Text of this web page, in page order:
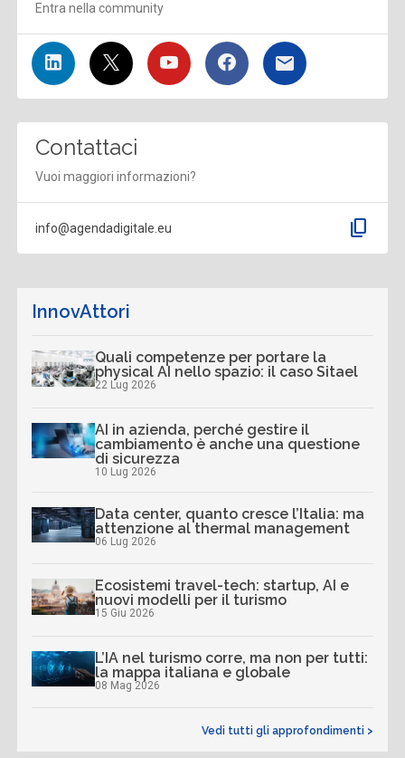
Entra nella community
Contattaci
Vuoi maggiori informazioni?
info@agendadigitale.eu content_copy
InnovAttori
Quali competenze per portare la
physical AI nello spazio: il caso Sitael
22 Lug 2026
AI in azienda, perché gestire il
cambiamento è anche una questione
di sicurezza
10 Lug 2026
Data center, quanto cresce l’Italia: ma
attenzione al thermal management
06 Lug 2026
Ecosistemi travel-tech: startup, AI e
nuovi modelli per il turismo
15 Giu 2026
L’IA nel turismo corre, ma non per tutti:
la mappa italiana e globale
08 Mag 2026
Vedi tutti gli approfondimenti >